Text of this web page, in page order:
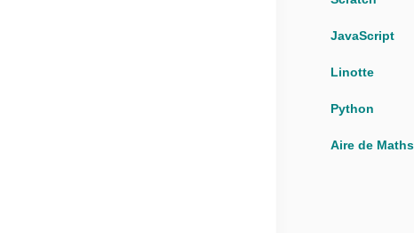
JavaScript
Linotte
Python
Aire de Maths